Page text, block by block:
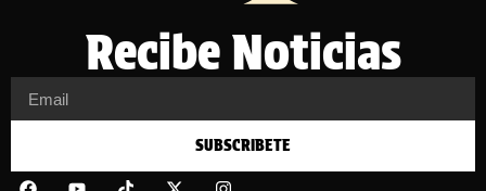
Recibe Noticias
SUBSCRIBETE